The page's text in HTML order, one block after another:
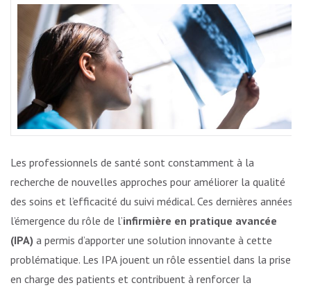
Les professionnels de santé sont constamment à la
recherche de nouvelles approches pour améliorer la qualité
des soins et l’efficacité du suivi médical. Ces dernières années,
l’émergence du rôle de l’infirmière en pratique avancée
(IPA) a permis d’apporter une solution innovante à cette
problématique. Les IPA jouent un rôle essentiel dans la prise
en charge des patients et contribuent à renforcer la